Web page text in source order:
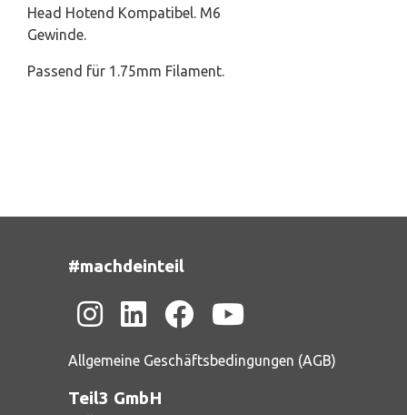
Head Hotend Kompatibel. M6
Gewinde.
Passend für 1.75mm Filament.
#machdeinteil
Allgemeine Geschäftsbedingungen (AGB)
Teil3 GmbH